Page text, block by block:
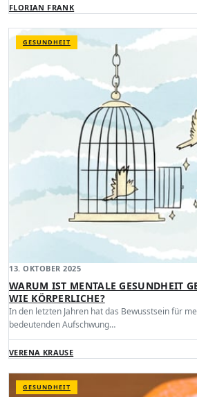
FLORIAN FRANK
GESUNDHEIT
13. OKTOBER 2025
WARUM IST MENTALE GESUNDHEIT
WIE KÖRPERLICHE?
In den letzten Jahren hat das Bewusstsein für
bedeutenden Aufschwung…
VERENA KRAUSE
GESUNDHEIT